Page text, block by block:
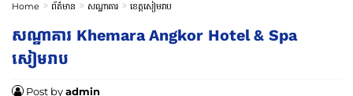
Home ព័ត៌មាន សណ្ឋាគារ ខេត្តសៀមរាប
សណ្ឋាគារ Khemara Angkor Hotel & Spa
សៀមរាប
Post byadmin